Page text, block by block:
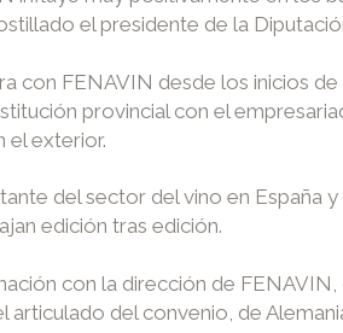
el presidente de la
FENAVIN desde los inicios
provincial con el
el exterior.
del sector del vino en España
edición tras edición.
con la dirección de
del convenio, de